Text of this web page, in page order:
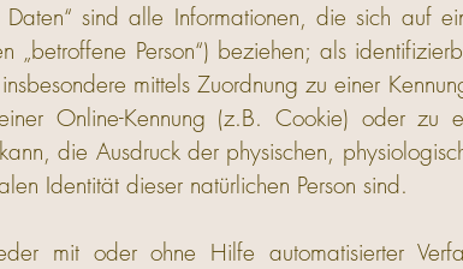
Daten“ sind alle Informationen, die sich auf
„betroffene Person“) beziehen; als
mittels Zuordnung zu einer
Online-Kennung (z.B. Cookie) oder zu
die Ausdruck der physischen,
Identität dieser natürlichen Person sind.
mit oder ohne Hilfe automatisierter